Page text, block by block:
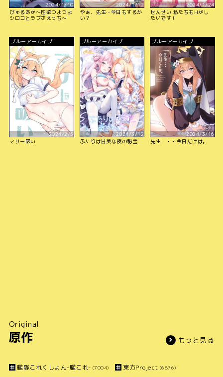
2024/1/10
びゅるあか～性欲つよつよ
シロコとラブホえっち～
2024/1/12
やぁ、先生…今日もするか
い？
2024/1/24
せんせい!私たちもHがし
たいです!!
ブルーアーカイブ
2024/2/3
マリー吸い
ブルーアーカイブ
2024/3/12
ふたりは甘美な夜の秘宝
ブルーアーカイブ
2024/3/16
先生・・・今日だけは。
Original
原作 もっと見る
艦隊これくしょん-艦これ- (7004) 東方Project (6876)